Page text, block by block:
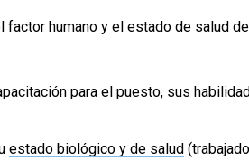
humano y el estado de salud
para el puesto, sus
estado biológico y de salud